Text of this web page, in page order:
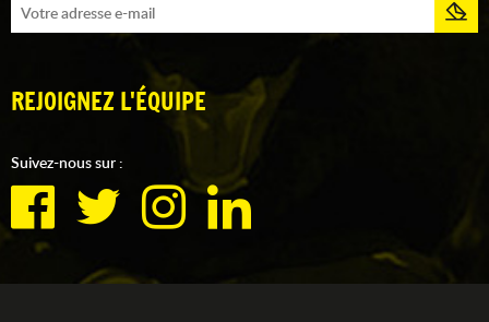
REJOIGNEZ L'ÉQUIPE
Suivez-nous sur :